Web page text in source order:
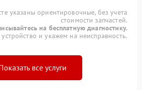
указаны ориентировочные, без учета
стоимости запчастей.
на бесплатную диагностику.
и укажем на неисправность.
все услуги